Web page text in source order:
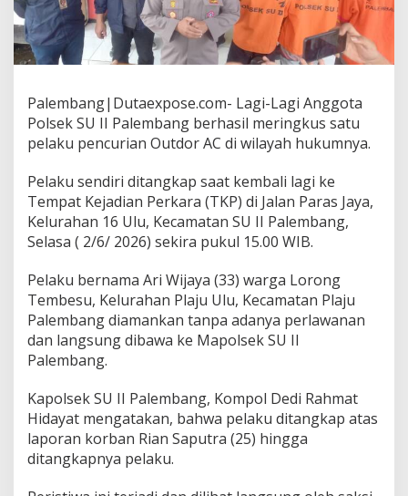
u
r
a
n
C
D
r
n
g
k
u
s
n
g
g
t
o
l
s
e
k
Palembang|Dutaexpose.com- Lagi-Lagi Anggota
Polsek SU II Palembang berhasil meringkus satu
pelaku pencurian Outdor AC di wilayah hukumnya.
Pelaku sendiri ditangkap saat kembali lagi ke
Tempat Kejadian Perkara (TKP) di Jalan Paras Jaya,
Kelurahan 16 Ulu, Kecamatan SU II Palembang,
Selasa ( 2/6/ 2026) sekira pukul 15.00 WIB.
Pelaku bernama Ari Wijaya (33) warga Lorong
Tembesu, Kelurahan Plaju Ulu, Kecamatan Plaju
Palembang diamankan tanpa adanya perlawanan
dan langsung dibawa ke Mapolsek SU II
Palembang.
Kapolsek SU II Palembang, Kompol Dedi Rahmat
Hidayat mengatakan, bahwa pelaku ditangkap atas
laporan korban Rian Saputra (25) hingga
ditangkapnya pelaku.